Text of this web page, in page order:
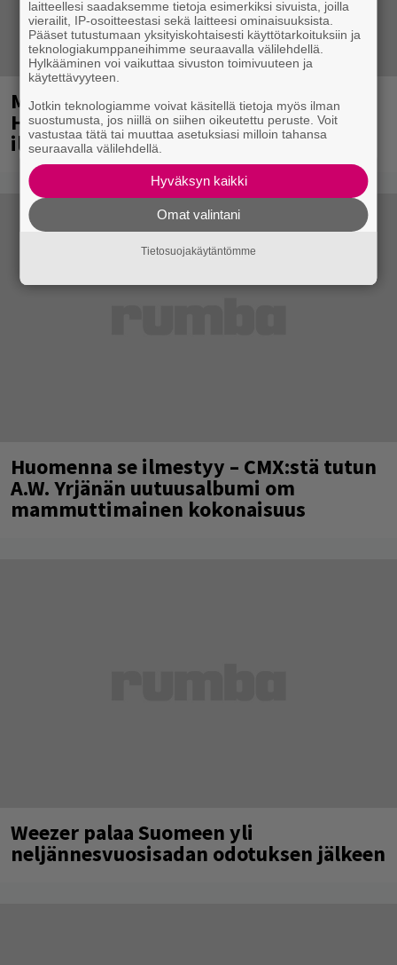
Mainio ohjelmatoimisto juhlii
Helsingissä 10-vuotista taivaltaan –
ilmaistapahtumassa loistoesiintyjät
Huomenna se ilmestyy – CMX:stä tutun
A.W. Yrjänän uutuusalbumi om
mammuttimainen kokonaisuus
Weezer palaa Suomeen yli
neljännesvuosisadan odotuksen jälkeen
laitteellesi saadaksemme tietoja esimerkiksi sivuista, joilla
vierailit, IP-osoitteestasi sekä laitteesi ominaisuuksista.
Pääset tutustumaan yksityiskohtaisesti käyttötarkoituksiin ja
teknologiakumppaneihimme seuraavalla välilehdellä.
Hylkääminen voi vaikuttaa sivuston toimivuuteen ja
käytettävyyteen.
Jotkin teknologiamme voivat käsitellä tietoja myös ilman
suostumusta, jos niillä on siihen oikeutettu peruste. Voit
vastustaa tätä tai muuttaa asetuksiasi milloin tahansa
seuraavalla välilehdellä.
Hyväksyn kaikki
Omat valintani
Tietosuojakäytäntömme